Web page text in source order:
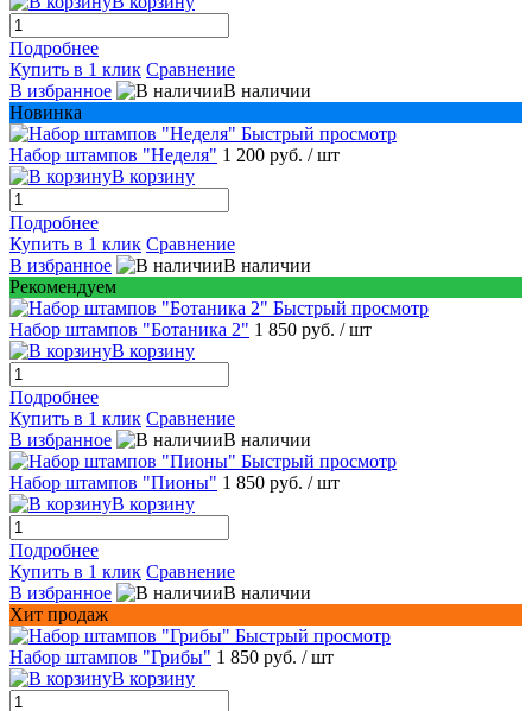
Подробнее
Купить в 1 клик Сравнение
В избранное
В наличии
Новинка
Быстрый просмотр
Набор штампов "Неделя" 1 200 руб. / шт
В корзину
Подробнее
Купить в 1 клик Сравнение
В избранное
В наличии
Рекомендуем
Быстрый просмотр
Набор штампов "Ботаника 2" 1 850 руб. / шт
В корзину
Подробнее
Купить в 1 клик Сравнение
В избранное
В наличии
Быстрый просмотр
Набор штампов "Пионы" 1 850 руб. / шт
В корзину
Подробнее
Купить в 1 клик Сравнение
В избранное
В наличии
Хит продаж
Быстрый просмотр
Набор штампов "Грибы" 1 850 руб. / шт
В корзину